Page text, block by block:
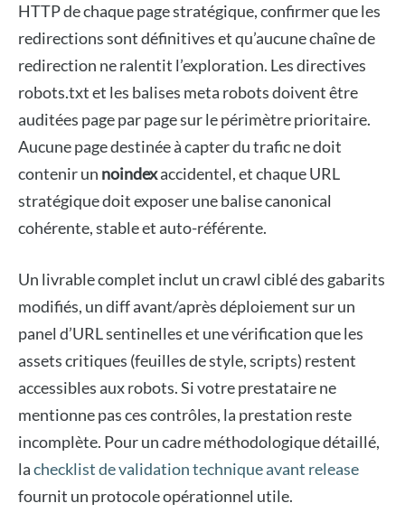
HTTP de chaque page stratégique, confirmer que les
redirections sont définitives et qu’aucune chaîne de
redirection ne ralentit l’exploration. Les directives
robots.txt et les balises meta robots doivent être
auditées page par page sur le périmètre prioritaire.
Aucune page destinée à capter du trafic ne doit
contenir un noindexaccidentel, et chaque URL
stratégique doit exposer une balise canonical
cohérente, stable et auto-référente.
Un livrable complet inclut un crawl ciblé des gabarits
modifiés, un diff avant/après déploiement sur un
panel d’URL sentinelles et une vérification que les
assets critiques (feuilles de style, scripts) restent
accessibles aux robots. Si votre prestataire ne
mentionne pas ces contrôles, la prestation reste
incomplète. Pour un cadre méthodologique détaillé,
lachecklist de validation technique avant release
fournit un protocole opérationnel utile.